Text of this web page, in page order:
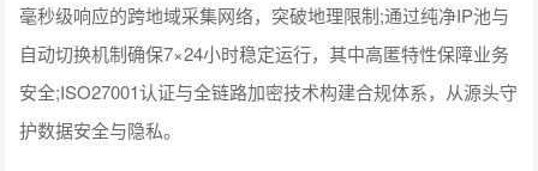
毫秒级响应的跨地域采集网络，突破地理限制;通过纯净IP池与
自动切换机制确保7×24小时稳定运行，其中高匿特性保障业务
安全;ISO27001认证与全链路加密技术构建合规体系，从源头守
护数据安全与隐私。